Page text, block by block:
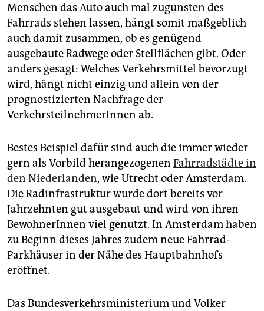
Menschen das Auto auch mal zugunsten des
Fahrrads stehen lassen, hängt somit maßgeblich
auch damit zusammen, ob es genügend
ausgebaute Radwege oder Stellflächen gibt. Oder
anders gesagt: Welches Verkehrsmittel bevorzugt
wird, hängt nicht einzig und allein von der
prognostizierten Nachfrage der
VerkehrsteilnehmerInnen ab.
Bestes Beispiel dafür sind auch die immer wieder
gern als Vorbild herangezogenen Fahrradstädte in
den Niederlanden, wie Utrecht oder Amsterdam.
Die Radinfrastruktur wurde dort bereits vor
Jahrzehnten gut ausgebaut und wird von ihren
BewohnerInnen viel genutzt. In Amsterdam haben
zu Beginn dieses Jahres zudem neue Fahrrad-
Parkhäuser in der Nähe des Hauptbahnhofs
eröffnet.
Das Bundesverkehrsministerium und Volker